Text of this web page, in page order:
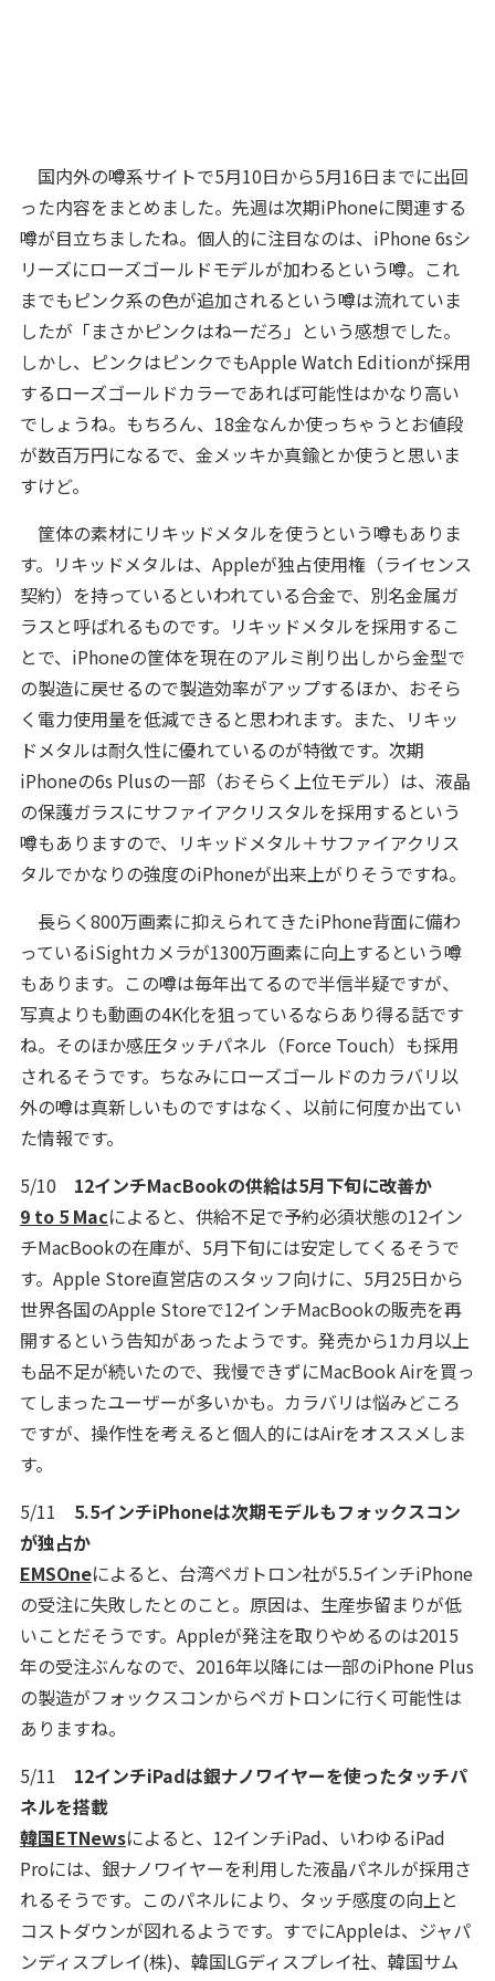
国内外の噂系サイトで5月10日から5月16日までに出回
った内容をまとめました。先週は次期iPhoneに関連する
噂が目立ちましたね。個人的に注目なのは、iPhone 6sシ
リーズにローズゴールドモデルが加わるという噂。これ
までもピンク系の色が追加されるという噂は流れていま
したが「まさかピンクはねーだろ」という感想でした。
しかし、ピンクはピンクでもApple Watch Editionが採用
するローズゴールドカラーであれば可能性はかなり高い
でしょうね。もちろん、18金なんか使っちゃうとお値段
が数百万円になるで、金メッキか真鍮とか使うと思いま
すけど。
筐体の素材にリキッドメタルを使うという噂もありま
す。リキッドメタルは、Appleが独占使用権（ライセンス
契約）を持っているといわれている合金で、別名金属ガ
ラスと呼ばれるものです。リキッドメタルを採用するこ
とで、iPhoneの筐体を現在のアルミ削り出しから金型で
の製造に戻せるので製造効率がアップするほか、おそら
く電力使用量を低減できると思われます。また、リキッ
ドメタルは耐久性に優れているのが特徴です。次期
iPhoneの6s Plusの一部（おそらく上位モデル）は、液晶
の保護ガラスにサファイアクリスタルを採用するという
噂もありますので、リキッドメタル＋サファイアクリス
タルでかなりの強度のiPhoneが出来上がりそうですね。
長らく800万画素に抑えられてきたiPhone背面に備わ
っているiSightカメラが1300万画素に向上するという噂
もあります。この噂は毎年出てるので半信半疑ですが、
写真よりも動画の4K化を狙っているならあり得る話です
ね。そのほか感圧タッチパネル（Force Touch）も採用
されるそうです。ちなみにローズゴールドのカラバリ以
外の噂は真新しいものですはなく、以前に何度か出てい
た情報です。
5/10 12インチMacBookの供給は5月下旬に改善か
9 to 5 Macによると、供給不足で予約必須状態の12イン
チMacBookの在庫が、5月下旬には安定してくるそうで
す。Apple Store直営店のスタッフ向けに、5月25日から
世界各国のApple Storeで12インチMacBookの販売を再
開するという告知があったようです。発売から1カ月以上
も品不足が続いたので、我慢できずにMacBook Airを買っ
てしまったユーザーが多いかも。カラバリは悩みどころ
ですが、操作性を考えると個人的にはAirをオススメしま
す。
5/11 5.5インチiPhoneは次期モデルもフォックスコン
が独占か
EMSOneによると、台湾ペガトロン社が5.5インチiPhone
の受注に失敗したとのこと。原因は、生産歩留まりが低
いことだそうです。Appleが発注を取りやめるのは2015
年の受注ぶんなので、2016年以降には一部のiPhone Plus
の製造がフォックスコンからペガトロンに行く可能性は
ありますね。
5/11 12インチiPadは銀ナノワイヤーを使ったタッチパ
ネルを搭載
韓国ETNewsによると、12インチiPad、いわゆるiPad
Proには、銀ナノワイヤーを利用した液晶パネルが採用さ
れるそうです。このパネルにより、タッチ感度の向上と
コストダウンが図れるようです。すでにAppleは、ジャパ
ンディスプレイ(株)、韓国LGディスプレイ社、韓国サム